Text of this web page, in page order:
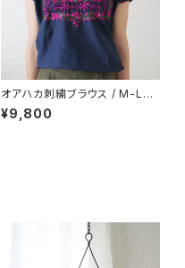
オアハカ刺繍ブラウス / M-Lsi
ze /212_i/ MEXICO メキシコ
¥9,800